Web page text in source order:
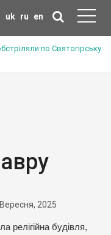
uk ru en
по Святогірську
2025
релігійна будівля,